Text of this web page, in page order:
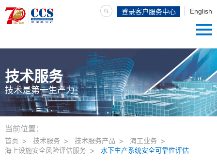
English
登录客户服务中心
技术服务
技术是第一生产力
当前位置：
首页 技术服务 技术服务产品
海工业务
海上设施安全风险评估服务
水下生产系统安全可靠性评估